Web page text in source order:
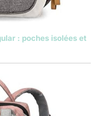
: poches isolées et